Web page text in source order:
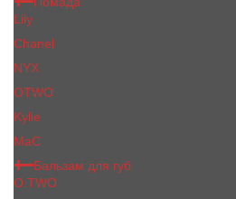
Lily
Chanel
NYX
OTWO
Kylie
МаС
Бальзам для губ
O.TWO